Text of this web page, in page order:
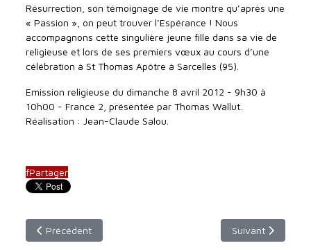
Résurrection, son témoignage de vie montre qu’après une
« Passion », on peut trouver l’Espérance ! Nous
accompagnons cette singulière jeune fille dans sa vie de
religieuse et lors de ses premiers vœux au cours d’une
célébration à St Thomas Apôtre à Sarcelles (95).
Emission religieuse du dimanche 8 avril 2012 - 9h30 à
10h00 - France 2, présentée par Thomas Wallut.
Réalisation : Jean-Claude Salou.
fPartager
Article précédent : Hommage au Pape Chenouda III,
Précédent Article suivant :
Suivant